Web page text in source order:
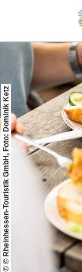
© © Rheinhessen-Touristik GmbH, Foto: Dominik Ketz